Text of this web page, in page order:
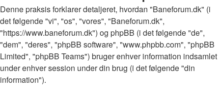
Denne praksis forklarer detaljeret, hvordan "Baneforum.dk" (i
det følgende "vi", "os", "vores", "Baneforum.dk",
"https://www.baneforum.dk") og phpBB (i det følgende "de",
"dem", "deres", "phpBB software", "www.phpbb.com", "phpBB
Limited", "phpBB Teams") bruger enhver information indsamlet
under enhver session under din brug (i det følgende "din
information").